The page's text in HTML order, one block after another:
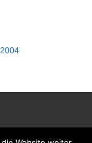
developed by